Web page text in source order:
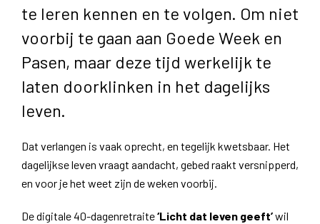
te leren kennen en te volgen. Om niet
voorbij te gaan aan Goede Week en
Pasen, maar deze tijd werkelijk te
laten doorklinken in het dagelijks
leven.
Dat verlangen is vaak oprecht, en tegelijk kwetsbaar. Het
dagelijkse leven vraagt aandacht, gebed raakt versnipperd,
en voor je het weet zijn de weken voorbij.
De digitale 40-dagenretraite‘Licht dat leven geeft’wil